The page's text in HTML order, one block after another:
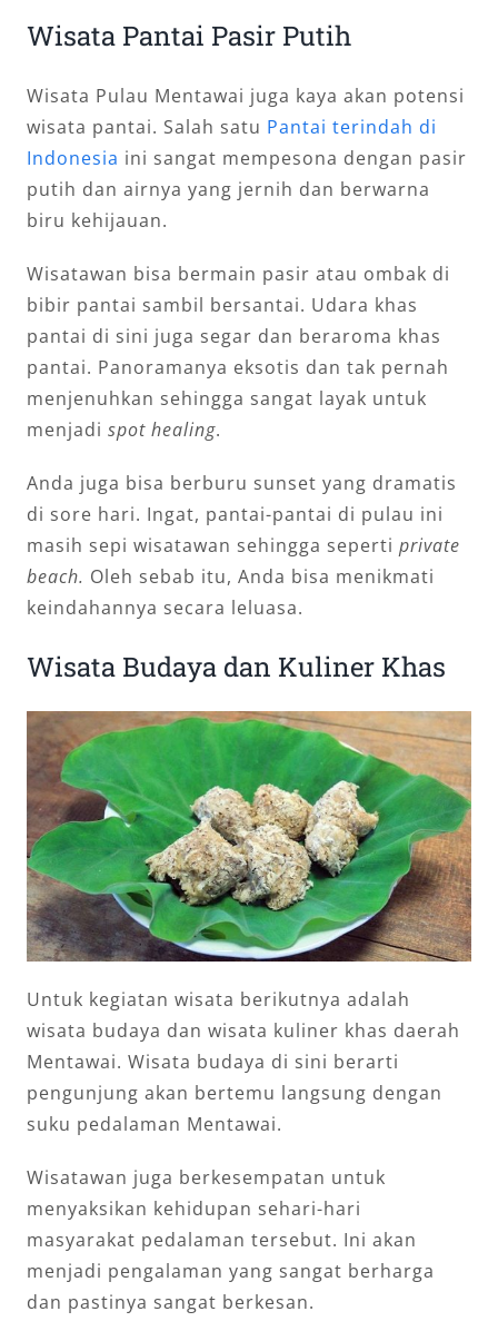
Wisata Pantai Pasir Putih
Wisata Pulau Mentawai juga kaya akan potensi
wisata pantai. Salah satu Pantai terindah di
Indonesia ini sangat mempesona dengan pasir
putih dan airnya yang jernih dan berwarna
biru kehijauan.
Wisatawan bisa bermain pasir atau ombak di
bibir pantai sambil bersantai. Udara khas
pantai di sini juga segar dan beraroma khas
pantai. Panoramanya eksotis dan tak pernah
menjenuhkan sehingga sangat layak untuk
menjadi spot healing.
Anda juga bisa berburu sunset yang dramatis
di sore hari. Ingat, pantai-pantai di pulau ini
masih sepi wisatawan sehingga seperti private
beach. Oleh sebab itu, Anda bisa menikmati
keindahannya secara leluasa.
Wisata Budaya dan Kuliner Khas
Untuk kegiatan wisata berikutnya adalah
wisata budaya dan wisata kuliner khas daerah
Mentawai. Wisata budaya di sini berarti
pengunjung akan bertemu langsung dengan
suku pedalaman Mentawai.
Wisatawan juga berkesempatan untuk
menyaksikan kehidupan sehari-hari
masyarakat pedalaman tersebut. Ini akan
menjadi pengalaman yang sangat berharga
dan pastinya sangat berkesan.